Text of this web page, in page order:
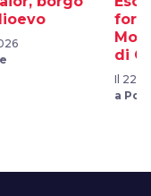
di
Il 22
a